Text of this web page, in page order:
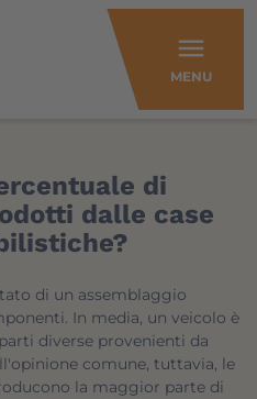
MENU
menu
di
dalle case
di un assemblaggio
In media, un veicolo è
diverse provenienti da
comune, tuttavia, le
la maggior parte di